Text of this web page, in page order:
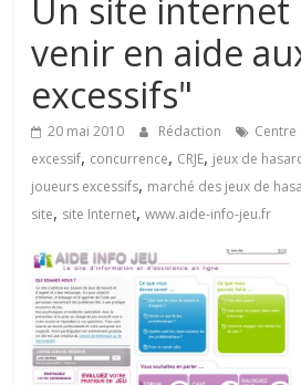
toute
famille
Un site
venir en aide
excessifs"
20 mai 2010 Rédaction
excessif, concurrence, CRJE, jeux de
joueurs excessifs, marché des jeux de
site, site Internet,www.aide-info-jeu.fr